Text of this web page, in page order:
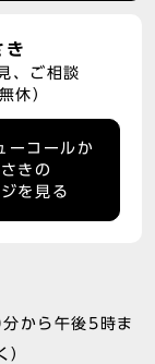
き
、ご相談
休）
ーコールか
きの
を見る
から午後5時ま
）